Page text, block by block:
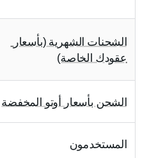
عقودك الخاصة)
الشحن بأسعار أوتو المخفضة
المستخدمون